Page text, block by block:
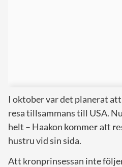
I oktober var det planerat
resa tillsammans till USA.
helt – Haakon kommer att
hustru vid sin sida.
Att kronprinsessan inte